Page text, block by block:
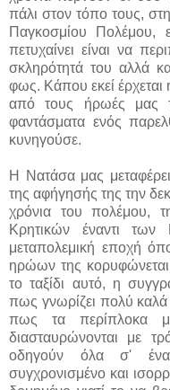
πάλι στον τόπο τους,
Παγκοσμίου
πετυχαίνει είναι να
σκληρότητά του αλλά
φως. Κάπου εκεί έρχεται
από τους ήρωές μας
φαντάσματα ενός
κυνηγούσε.
Η Νατάσα μας
της αφήγησής της την
χρόνια του πολέμου,
Κρητικών έναντι των
μεταπολεμική εποχή
ηρώων της
το ταξίδι αυτό, η
πως γνωρίζει πολύ καλά
πως τα περίπλοκα
διασταυρώνονται με
οδηγούν όλα σ' ένα
συγχρονισμένο και